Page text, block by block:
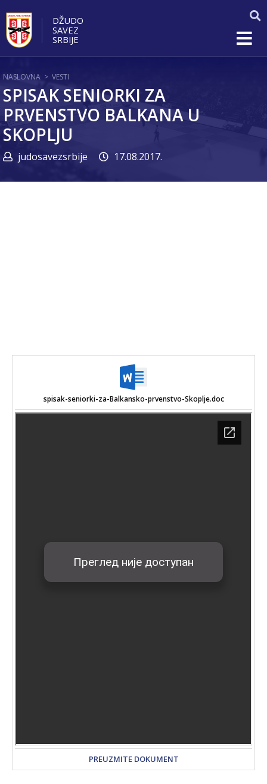
DŽUDO
SAVEZ
SRBIJE
NASLOVNA > VESTI
SPISAK SENIORKI ZA
PRVENSTVO BALKANA U
SKOPLJU
judosavezsrbije 17.08.2017.
spisak-seniorki-za-Balkansko-prvenstvo-Skoplje.doc
PREUZMITE DOKUMENT